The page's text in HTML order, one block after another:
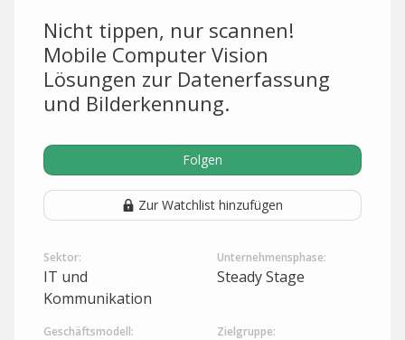
Nicht tippen, nur scannen!
Mobile Computer Vision
Lösungen zur Datenerfassung
und Bilderkennung.
Folgen
Zur Watchlist hinzufügen
Sektor:
IT und
Kommunikation
Unternehmensphase:
Steady Stage
Geschäftsmodell: Zielgruppe: